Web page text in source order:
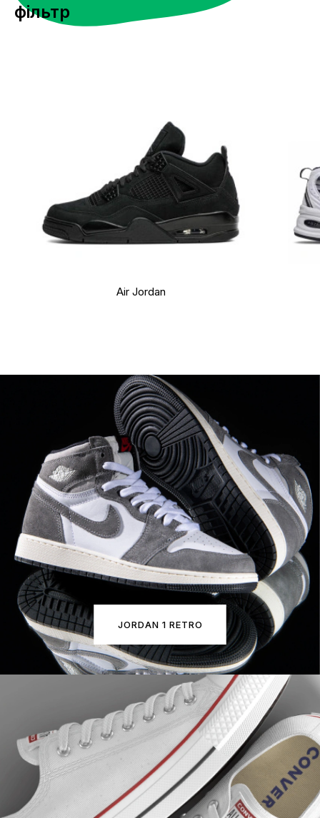
фільтр
Air Jordan
JORDAN 1 RETRO